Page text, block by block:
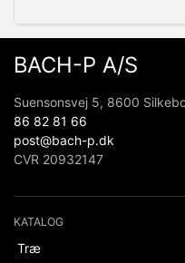
BACH-P A/S
Suensonsvej 5, 8600
86 82 81 66
post@bach-p.dk
CVR 20932147
KATALOG
Træ